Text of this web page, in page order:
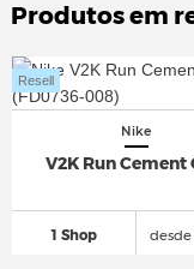
Produtos em
Nike
V2K Run Cement
1 Shop
Resell
desde